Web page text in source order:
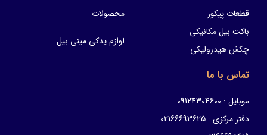
قطعات پیکور
باکت بیل مکانیکی
چکش هیدرولیکی
محصولات
لوازم یدکی مینی بیل
تماس با ما
موبایل : 09124304600
دفتر مرکزی : 02166693625